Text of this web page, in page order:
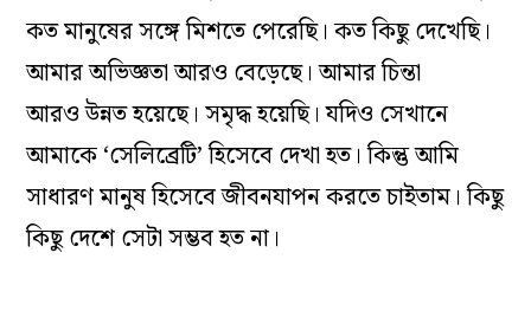
কতমানুষেরসঙ্গেমিশতেপেরেছি। কতকিছুদেখেছি।
আমারঅভিজ্ঞতাআরও বেড়েছে। আমারচিন্তা
আরও উন্নতহয়েছে। সমৃদ্ধহয়েছি। যদিও সেখানে
আমাকে‘সেলিব্রেটি’ হিসেবেদেখাহত। কিন্তুআমি
সাধারণমানুষহিসেবেজীবনযাপনকরতেচাইতাম। কিছু
কিছুদেশেসেটাসম্ভবহতনা।